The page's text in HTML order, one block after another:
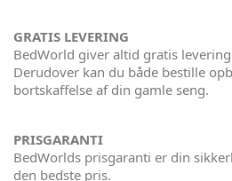
GRATIS LEVERING
BedWorld giver altid gratis
Derudover kan du både bestille
bortskaffelse af din gamle seng.
PRISGARANTI
BedWorlds prisgaranti er din
den bedste pris.